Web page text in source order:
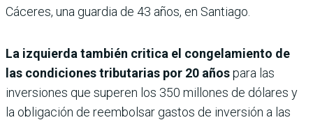
Cáceres, una guardia de 43 años, en Santiago.
La izquierda también critica el congelamiento de
las condiciones tributarias por 20 añospara las
inversiones que superen los 350 millones de dólares y
la obligación de reembolsar gastos de inversión a las